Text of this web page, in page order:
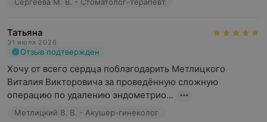
Татьяна
31 июля 2026
Отзыв подтвержден
Хочу от всего сердца поблагодарить Метлицкого
Виталия Викторовича за проведённую сложную
операцию по удалению эндометрио...
Метлицкий В. В. - Акушер-гинеколог